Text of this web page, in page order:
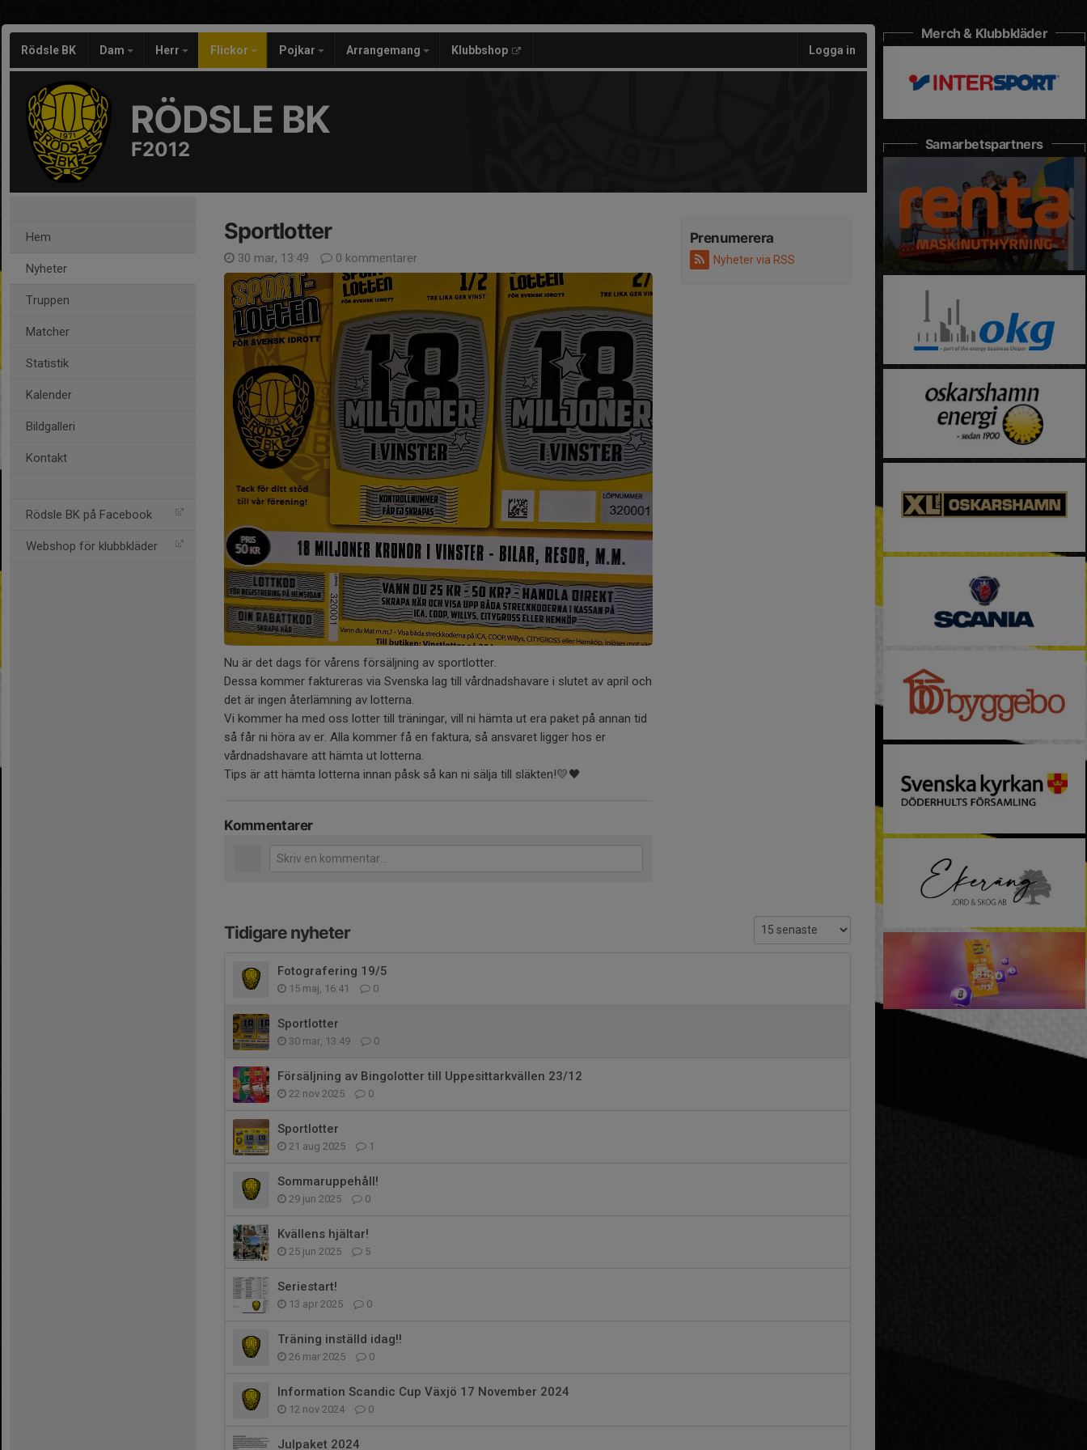
Rödsle BK Dam Herr Flickor Pojkar Arrangemang Klubbshop Logga in
RÖDSLE BK
F2012
Hem
Nyheter
Truppen
Matcher
Statistik
Kalender
Bildgalleri
Kontakt
Rödsle BK på Facebook
Webshop för klubbkläder
Prenumerera
Nyheter via RSS
Sportlotter
30 mar, 13:49 0 kommentarer
Nu är det dags för vårens försäljning av sportlotter.
Dessa kommer faktureras via Svenska lag till vårdnadshavare i slutet av april och
det är ingen återlämning av lotterna.
Vi kommer ha med oss lotter till träningar, vill ni hämta ut era paket på annan tid
så får ni höra av er. Alla kommer få en faktura, så ansvaret ligger hos er
vårdnadshavare att hämta ut lotterna.
Tips är att hämta lotterna innan påsk så kan ni sälja till släkten!💛🖤
Kommentarer
Tidigare nyheter
Fotografering 19/5
15 maj, 16:41 0
Sportlotter
30 mar, 13:49 0
Försäljning av Bingolotter till Uppesittarkvällen 23/12
22 nov 2025 0
Sportlotter
21 aug 2025 1
Sommaruppehåll!
29 jun 2025 0
Kvällens hjältar!
25 jun 2025 5
Seriestart!
13 apr 2025 0
Träning inställd idag!!
26 mar 2025 0
Information Scandic Cup Växjö 17 November 2024
12 nov 2024 0
Julpaket 2024
Merch & Klubbkläder
Samarbetspartners